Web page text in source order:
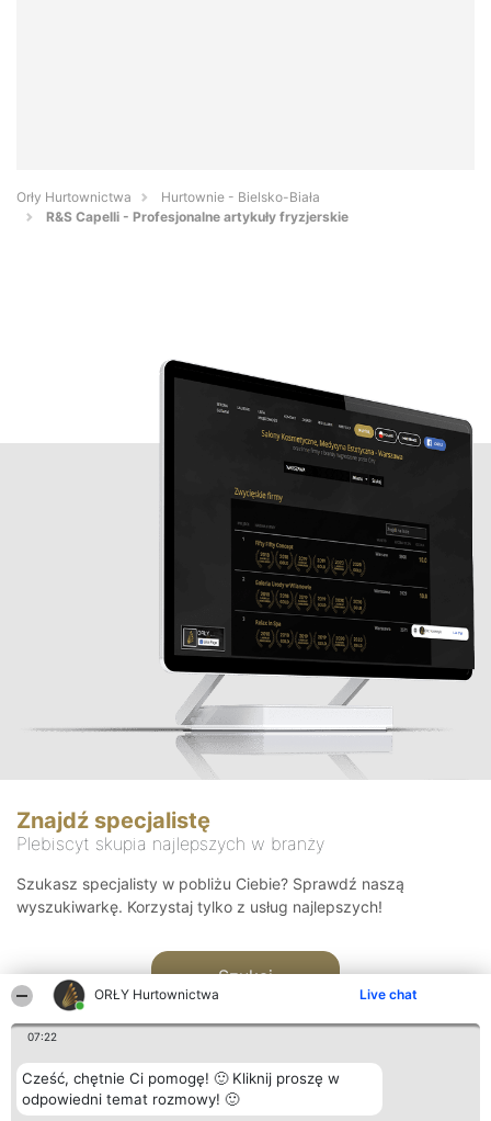
ORŁY Hurtownictwa Live chat
07:22
Cześć, chętnie Ci pomogę! 🙂 Kliknij proszę w
odpowiedni temat rozmowy! 🙂
Orły Hurtownictwa
Hurtownie - Bielsko-Biała
R&S Capelli - Profesjonalne artykuły fryzjerskie
Znajdź specjalistę
Plebiscyt skupia najlepszych w branży
Szukasz specjalisty w pobliżu Ciebie? Sprawdź naszą
wyszukiwarkę. Korzystaj tylko z usług najlepszych!
Szukaj